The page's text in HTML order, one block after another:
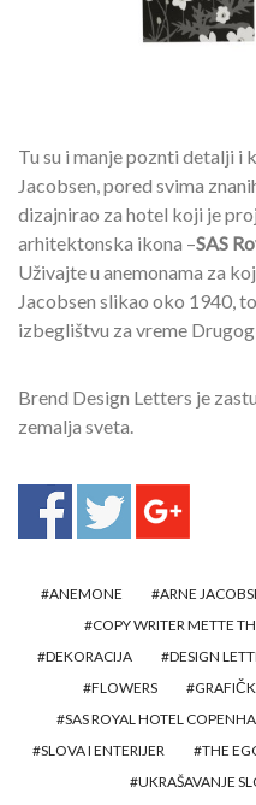
Tu su i manje poznti detalji i
Jacobsen, pored svima
dizajnirao za hotel koji je
arhitektonska ikona –SAS
Uživajte u anemonama za
Jacobsen slikao oko 1940,
izbeglištvu za vreme
Brend Design Letters je
zemalja sveta.
ANEMONE ARNE
COPY WRITER METTE
DEKORACIJA
DESIGN
FLOWERS
SAS ROYAL HOTEL
SLOVA I ENTERIJER
THE
UKRAŠAVANJE